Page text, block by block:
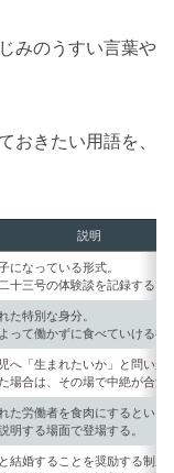
みのうすい言葉や
おきたい用語を、
説明
になっている形式。
十三号の体験談を記録すると
た特別な身分。
って働かずに食べていける待
へ「生まれたいか」と問いか
場合は、その場で中絶が合法
た労働者を食肉にするという
明する場面で登場する。
結婚することを奨励する制度